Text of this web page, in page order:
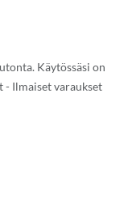
Käytössäsi on
Ilmaiset varaukset